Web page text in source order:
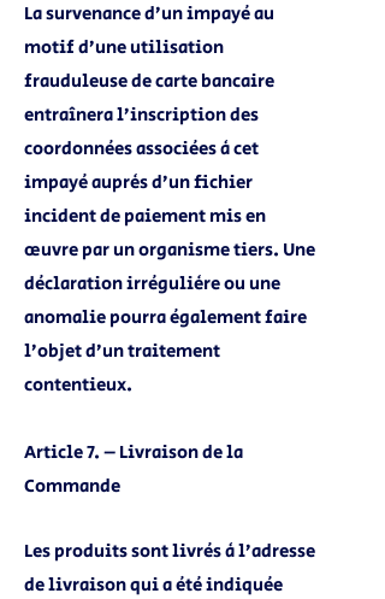
La survenance d’un impayé au
motif d’une utilisation
frauduleuse de carte bancaire
entraînera l’inscription des
coordonnées associées à cet
impayé auprès d’un fichier
incident de paiement mis en
œuvre par un organisme tiers. Une
déclaration irrégulière ou une
anomalie pourra également faire
l’objet d’un traitement
contentieux.
Article 7. – Livraison de la
Commande
Les produits sont livrés à l’adresse
de livraison qui a été indiquée